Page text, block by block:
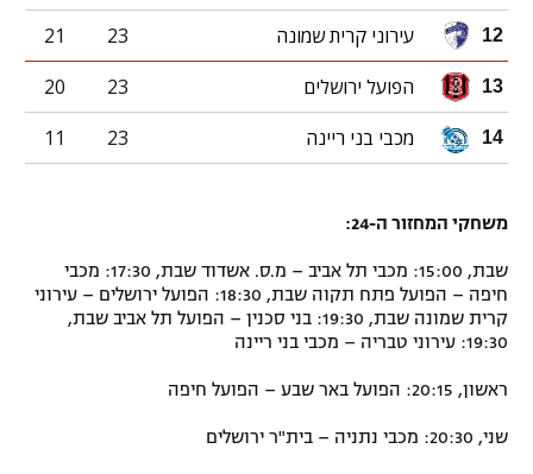
12 עירוני קרית שמונה 23
21
13 הפועל ירושלים 23
20
14 מכבי בני ריינה 23
11
משחקי המחזור ה-24:
שבת, 15:00: מכבי תל אביב – מ.ס. אשדוד שבת, 17:30: מכבי
חיפה – הפועל פתח תקוה שבת, 18:30: הפועל ירושלים – עירוני
קרית שמונה שבת, 19:30: בני סכנין – הפועל תל אביב שבת,
19:30: עירוני טבריה – מכבי בני ריינה
ראשון, 20:15: הפועל באר שבע – הפועל חיפה
שני, 20:30: מכבי נתניה – בית"ר ירושלים